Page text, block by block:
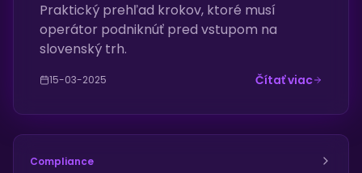
Praktický prehľad krokov, ktoré musí
operátor podniknúť pred vstupom na
slovenský trh.
15-03-2025 Čítať viac
Compliance